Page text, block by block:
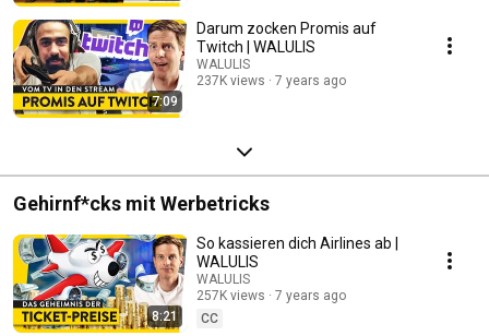
7:09
Darum zocken Promis auf
Twitch | WALULIS
WALULIS
237K views
7 years ago
Gehirnf*cks mit Werbetricks
8:21
So kassieren dich Airlines ab |
WALULIS
WALULIS
257K views
7 years ago
CC